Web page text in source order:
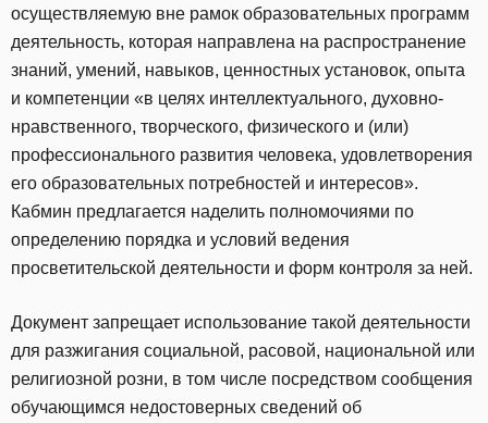
осуществляемую вне рамок образовательных программ
деятельность, которая направлена на распространение
знаний, умений, навыков, ценностных установок, опыта
и компетенции «в целях интеллектуального, духовно-
нравственного, творческого, физического и (или)
профессионального развития человека, удовлетворения
его образовательных потребностей и интересов».
Кабмин предлагается наделить полномочиями по
определению порядка и условий ведения
просветительской деятельности и форм контроля за ней.
Документ запрещает использование такой деятельности
для разжигания социальной, расовой, национальной или
религиозной розни, в том числе посредством сообщения
обучающимся недостоверных сведений об